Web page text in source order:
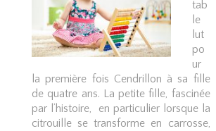
tab
le
lut
po
ur
la première fois Cendrillon à sa fille
de quatre ans. La petite fille, fascinée
par l’histoire, en particulier lorsque la
citrouille se transforme en carrosse,